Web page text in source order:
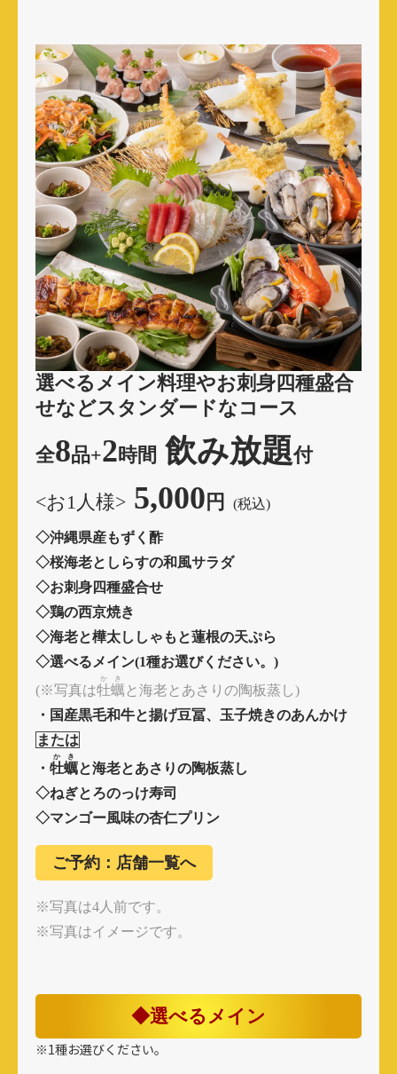
選べるメイン料理やお刺身四種盛合
せなどスタンダードなコース
全8品+2時間 飲み放題付
<お1人様> 5,000 円 (税込)
◇沖縄県産もずく酢
◇桜海老としらすの和風サラダ
◇お刺身四種盛合せ
◇鶏の西京焼き
◇海老と樺太ししゃもと蓮根の天ぷら
◇選べるメイン(1種お選びください。)
(※写真は牡蠣
かき
と海老とあさりの陶板蒸し)
・国産黒毛和牛と揚げ豆冨、玉子焼きのあんかけ
または
・ 牡蠣
かき
と海老とあさりの陶板蒸し
◇ねぎとろのっけ寿司
◇マンゴー風味の杏仁プリン
ご予約：店舗一覧へ
※写真は4人前です。
※写真はイメージです。
◆選べるメイン
※1種お選びください。